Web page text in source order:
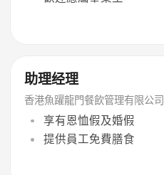
助理经理
香港魚躍龍門餐飲管理有限公司
享有恩恤假及婚假
提供員工免費膳食